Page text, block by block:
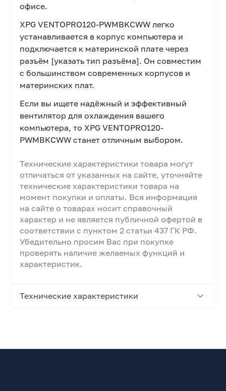
офисе.
XPG VENTOPRO120-PWMBKCWW легко
устанавливается в корпус компьютера и
подключается к материнской плате через
разъём [указать тип разъёма]. Он совместим
с большинством современных корпусов и
материнских плат.
Если вы ищете надёжный и эффективный
вентилятор для охлаждения вашего
компьютера, то XPG VENTOPRO120-
PWMBKCWW станет отличным выбором.
Технические характеристики товара могут
отличаться от указанных на сайте, уточняйте
технические характеристики товара на
момент покупки и оплаты. Вся информация
на сайте о товарах носит справочный
характер и не является публичной офертой в
соответствии с пунктом 2 статьи 437 ГК РФ.
Убедительно просим Вас при покупке
проверять наличие желаемых функций и
характеристик.
Технические характеристики